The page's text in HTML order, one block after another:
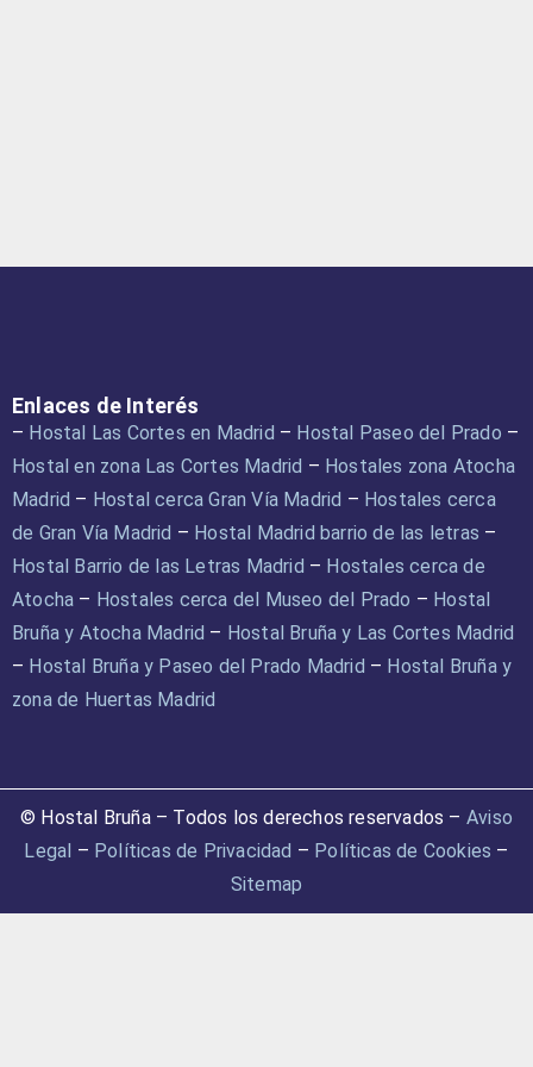
Enlaces de Interés
– Hostal Las Cortes en Madrid – Hostal Paseo del Prado –
Hostal en zona Las Cortes Madrid – Hostales zona Atocha
Madrid – Hostal cerca Gran Vía Madrid – Hostales cerca
de Gran Vía Madrid – Hostal Madrid barrio de las letras –
Hostal Barrio de las Letras Madrid – Hostales cerca de
Atocha – Hostales cerca del Museo del Prado – Hostal
Bruña y Atocha Madrid – Hostal Bruña y Las Cortes Madrid
– Hostal Bruña y Paseo del Prado Madrid – Hostal Bruña y
zona de Huertas Madrid
© Hostal Bruña – Todos los derechos reservados – Aviso
Legal – Políticas de Privacidad – Políticas de Cookies –
Sitemap